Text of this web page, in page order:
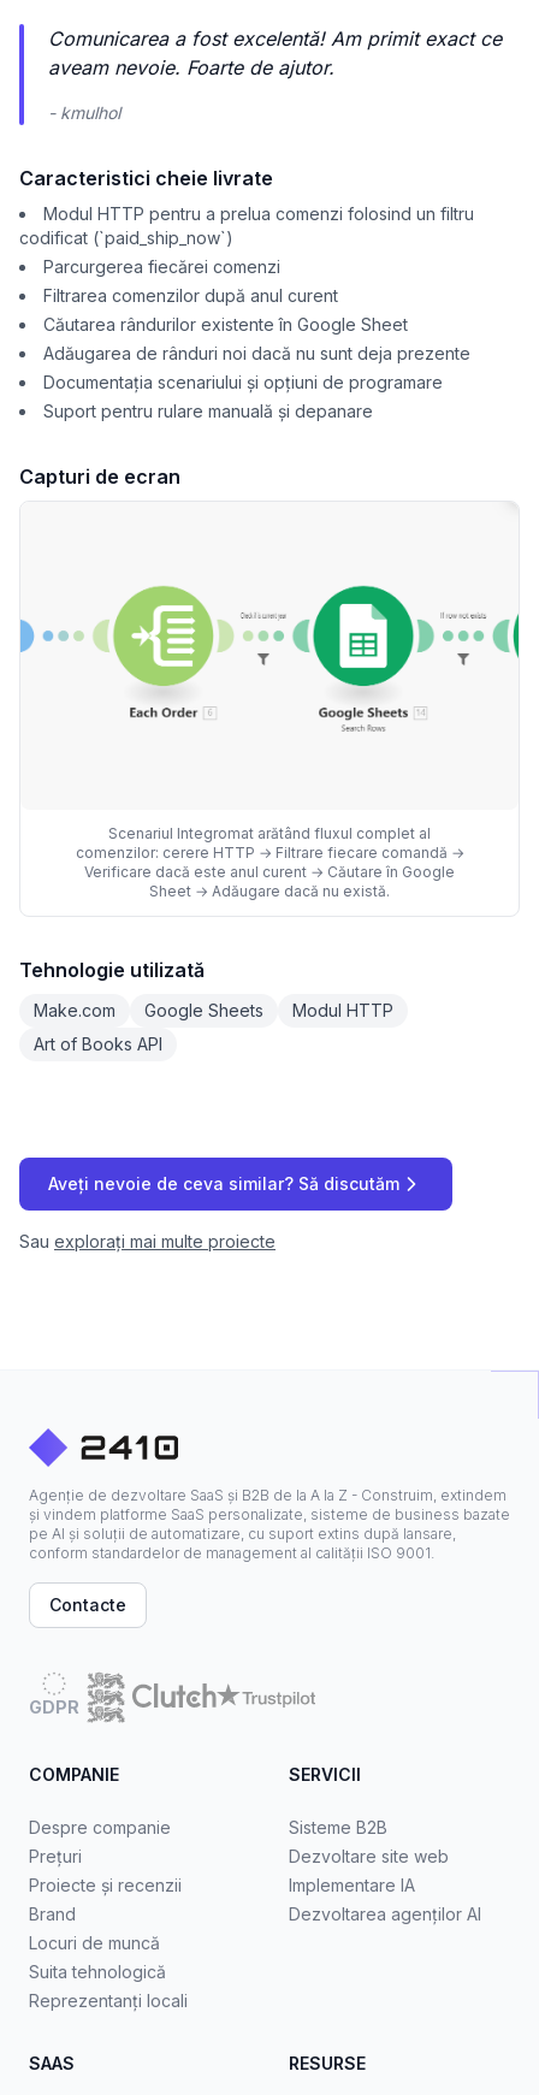
Comunicarea a fost excelentă! Am primit exact ce
aveam nevoie. Foarte de ajutor.
- kmulhol
Caracteristici cheie livrate
Modul HTTP pentru a prelua comenzi folosind un filtru
codificat (`paid_ship_now`)
Parcurgerea fiecărei comenzi
Filtrarea comenzilor după anul curent
Căutarea rândurilor existente în Google Sheet
Adăugarea de rânduri noi dacă nu sunt deja prezente
Documentația scenariului și opțiuni de programare
Suport pentru rulare manuală și depanare
Capturi de ecran
Scenariul Integromat arătând fluxul complet al
comenzilor: cerere HTTP → Filtrare fiecare comandă →
Verificare dacă este anul curent → Căutare în Google
Sheet → Adăugare dacă nu există.
Tehnologie utilizată
Make.com Google Sheets
Modul HTTP
Art of Books API
Aveți nevoie de ceva similar? Să discutăm
Sau explorați mai multe proiecte
Agenție de dezvoltare SaaS și B2B de la A la Z - Construim, extindem
și vindem platforme SaaS personalizate, sisteme de business bazate
pe AI și soluții de automatizare, cu suport extins după lansare,
conform standardelor de management al calității ISO 9001.
Contacte
GDPR
COMPANIE
Despre companie
Prețuri
Proiecte și recenzii
Brand
Locuri de muncă
Suita tehnologică
Reprezentanți locali
SERVICII
Sisteme B2B
Dezvoltare site web
Implementare IA
Dezvoltarea agenților AI
SAAS RESURSE